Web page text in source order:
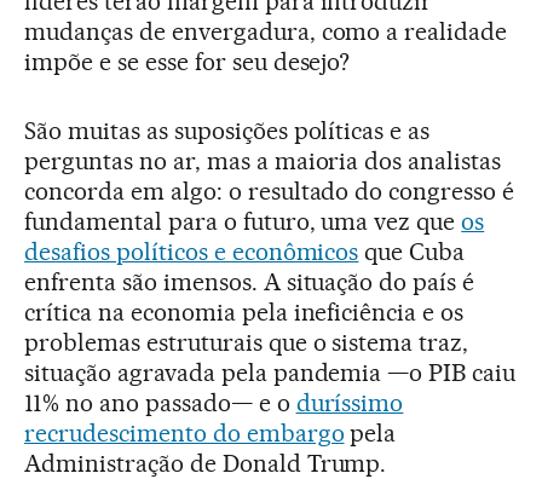
mudanças de envergadura, como a realidade
impõe e se esse for seu desejo?
São muitas as suposições políticas e as
perguntas no ar, mas a maioria dos analistas
concorda em algo: o resultado do congresso é
fundamental para o futuro, uma vez queos
desafios políticos e econômicos que Cuba
enfrenta são imensos. A situação do país é
crítica na economia pela ineficiência e os
problemas estruturais que o sistema traz,
situação agravada pela pandemia —o PIB caiu
11% no ano passado— e o duríssimo
recrudescimento do embargo pela
Administração de Donald Trump.